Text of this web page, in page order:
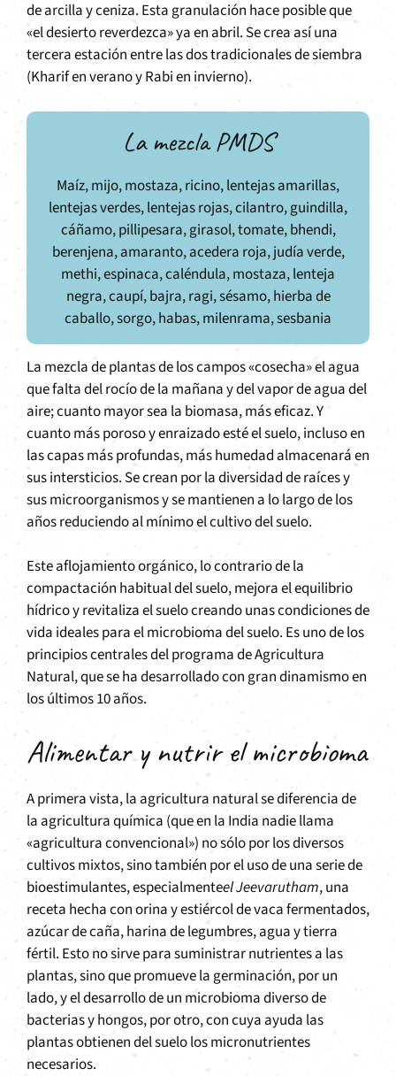
de arcilla y ceniza. Esta granulación hace posible que
«el desierto reverdezca» ya en abril. Se crea así una
tercera estación entre las dos tradicionales de siembra
(Kharif en verano y Rabi en invierno).
La mezcla PMDS
Maíz, mijo, mostaza, ricino, lentejas amarillas,
lentejas verdes, lentejas rojas, cilantro, guindilla,
cáñamo, pillipesara, girasol, tomate, bhendi,
berenjena, amaranto, acedera roja, judía verde,
methi, espinaca, caléndula, mostaza, lenteja
negra, caupí, bajra, ragi, sésamo, hierba de
caballo, sorgo, habas, milenrama, sesbania
La mezcla de plantas de los campos «cosecha» el agua
que falta del rocío de la mañana y del vapor de agua del
aire; cuanto mayor sea la biomasa, más eficaz. Y
cuanto más poroso y enraizado esté el suelo, incluso en
las capas más profundas, más humedad almacenará en
sus intersticios. Se crean por la diversidad de raíces y
sus microorganismos y se mantienen a lo largo de los
años reduciendo al mínimo el cultivo del suelo.
Este aflojamiento orgánico, lo contrario de la
compactación habitual del suelo, mejora el equilibrio
hídrico y revitaliza el suelo creando unas condiciones de
vida ideales para el microbioma del suelo. Es uno de los
principios centrales del programa de Agricultura
Natural, que se ha desarrollado con gran dinamismo en
los últimos 10 años.
Alimentar y nutrir el microbioma
A primera vista, la agricultura natural se diferencia de
la agricultura química (que en la India nadie llama
«agricultura convencional») no sólo por los diversos
cultivos mixtos, sino también por el uso de una serie de
bioestimulantes, especialmenteel Jeevarutham, una
receta hecha con orina y estiércol de vaca fermentados,
azúcar de caña, harina de legumbres, agua y tierra
fértil. Esto no sirve para suministrar nutrientes a las
plantas, sino que promueve la germinación, por un
lado, y el desarrollo de un microbioma diverso de
bacterias y hongos, por otro, con cuya ayuda las
plantas obtienen del suelo los micronutrientes
necesarios.